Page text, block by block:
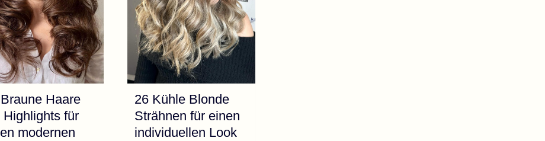
Haare
Highlights für
modernen
26 Kühle Blonde
Strähnen für einen
individuellen Look